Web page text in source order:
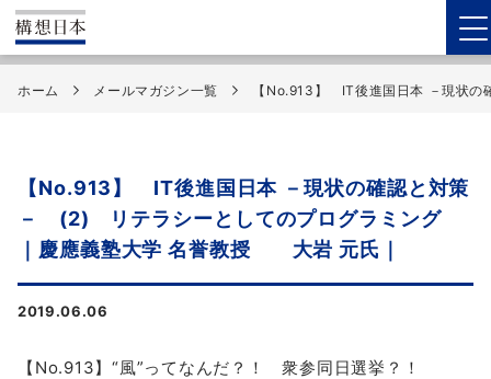
ホーム メールマガジン一覧 【No.913】 IT後進国日本 －現状
【No.913】 IT後進国日本 －現状の確認と対策
－ (2) リテラシーとしてのプログラミング
｜慶應義塾大学 名誉教授 大岩 元氏｜
2019.06.06
【No.913】“風”ってなんだ？！ 衆参同日選挙？！